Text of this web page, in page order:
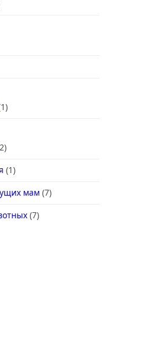
(1)
мам (7)
(7)